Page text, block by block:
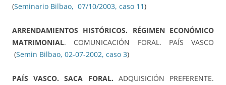
(Seminario Bilbao, 07/10/2003, caso 11)
ARRENDAMIENTOS HISTÓRICOS. RÉGIMEN ECONÓMICO
MATRIMONIAL. COMUNICACIÓN FORAL. PAÍS VASCO
(Semin Bilbao, 02-07-2002, caso 3)
PAÍS VASCO. SACA FORAL. ADQUISICIÓN PREFERENTE.